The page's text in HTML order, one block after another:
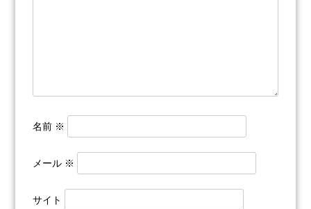
名前 ※
メール ※
サイト